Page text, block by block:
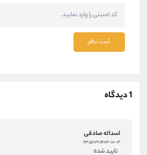
ثبت نظر
1 دیدگاه
اسداله صادقی
۱۴۰۳-۱۰-۳ ۲۳:۵۲:۳۱
تایید شده